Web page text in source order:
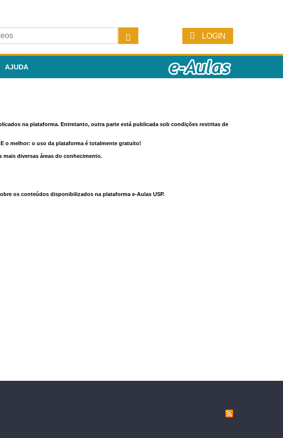
LOGIN
AJUDA
na plataforma. Entretanto, outra parte está publicada sob condições restritas de
o melhor: o uso da plataforma é totalmente gratuito!
mais diversas áreas do conhecimento.
os conteúdos disponibilizados na plataforma e-Aulas USP.